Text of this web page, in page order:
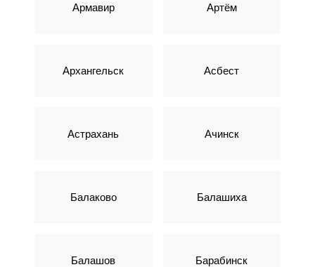
Армавир Артём
Архангельск Асбест
Астрахань Ачинск
Балаково Балашиха
Балашов Барабинск